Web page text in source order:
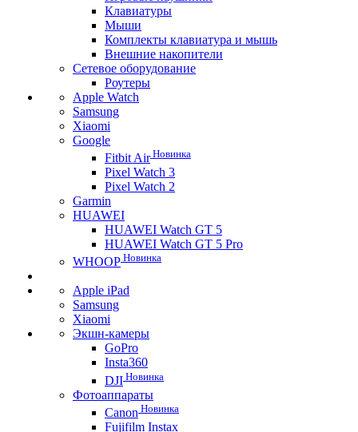
Клавиатуры
Мыши
Комплекты клавиатура и мышь
Внешние накопители
Сетевое оборудование
Роутеры
Apple Watch
Samsung
Xiaomi
Google
Fitbit AirНовинка
Pixel Watch 3
Pixel Watch 2
Garmin
HUAWEI
HUAWEI Watch GT 5
HUAWEI Watch GT 5 Pro
WHOOP Новинка
Apple iPad
Samsung
Xiaomi
Экшн-камеры
GoPro
Insta360
DJI Новинка
Фотоаппараты
Canon Новинка
Fujifilm Instax